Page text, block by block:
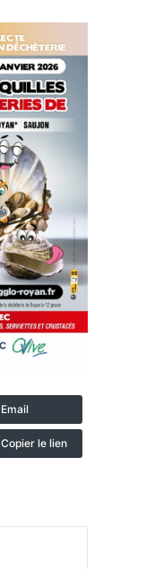
Email
Copier le lien